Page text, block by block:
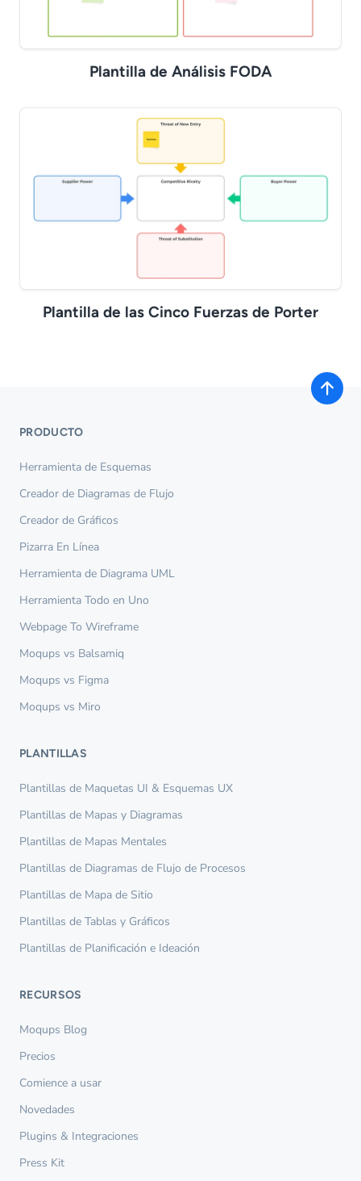
Plantilla de Análisis FODA
Plantilla de las Cinco Fuerzas de Porter
PRODUCTO
Herramienta de Esquemas
Creador de Diagramas de Flujo
Creador de Gráficos
Pizarra En Línea
Herramienta de Diagrama UML
Herramienta Todo en Uno
Webpage To Wireframe
Moqups vs Balsamiq
Moqups vs Figma
Moqups vs Miro
PLANTILLAS
Plantillas de Maquetas UI & Esquemas UX
Plantillas de Mapas y Diagramas
Plantillas de Mapas Mentales
Plantillas de Diagramas de Flujo de Procesos
Plantillas de Mapa de Sitio
Plantillas de Tablas y Gráficos
Plantillas de Planificación e Ideación
RECURSOS
Moqups Blog
Precios
Comience a usar
Novedades
Plugins & Integraciones
Press Kit